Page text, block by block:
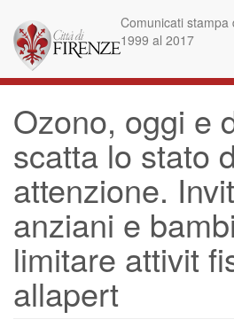
contenuto
principale
Comunicati stampa
1999 al 2017
Ozono, oggi e
scatta lo stato
attenzione.
anziani e
limitare attivit
allapert